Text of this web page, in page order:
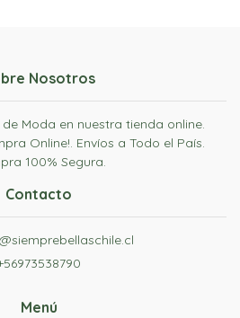
Nosotros
Moda en nuestra tienda online.
Online!. Envíos a Todo el País.
100% Segura.
Contacto
Menú